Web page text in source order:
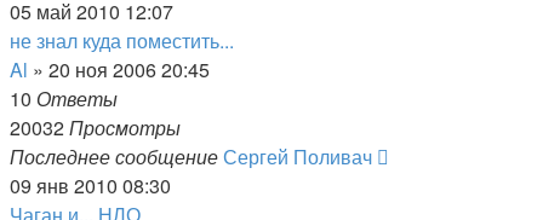
05 май 2010 12:07
не знал куда поместить...
Al » 20 ноя 2006 20:45
10 Ответы
20032Просмотры
Последнее сообщениеСергей Поливач
09 янв 2010 08:30